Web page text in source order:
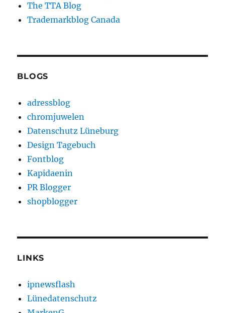
The TTA Blog
Trademarkblog Canada
BLOGS
adressblog
chromjuwelen
Datenschutz Lüneburg
Design Tagebuch
Fontblog
Kapidaenin
PR Blogger
shopblogger
LINKS
ipnewsflash
Lünedatenschutz